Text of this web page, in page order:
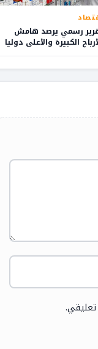
رسمي يرصد هامش
الكبيرة والأعلى دوليا
يحققها الصيادلة
تعليقي.